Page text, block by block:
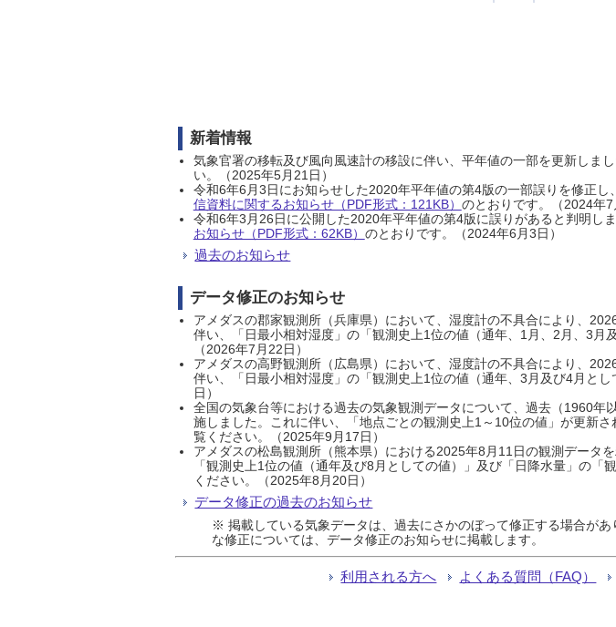
新着情報
気象官署の移転及び風向風速計の移設に伴い、平年値の一部を更新しま
い。（2025年5月21日）
令和6年6月3日にお知らせした2020年平年値の第4版の一部誤りを修正
信資料に関するお知らせ（PDF形式：121KB） のとおりです。（2024年7
令和6年3月26日に公開した2020年平年値の第4版に誤りがあると判明し
お知らせ（PDF形式：62KB） のとおりです。（2024年6月3日）
過去のお知らせ
データ修正のお知らせ
アメダスの郡家観測所（兵庫県）において、湿度計の不具合により、
伴い、「日最小相対湿度」の「観測史上1位の値（通年、1月、2月、3月
（2026年7月22日）
アメダスの高野観測所（広島県）において、湿度計の不具合により、
伴い、「日最小相対湿度」の「観測史上1位の値（通年、3月及び4月と
日）
全国の気象台等における過去の気象観測データについて、過去（1960
施しました。これに伴い、「地点ごとの観測史上1～10位の値」が更新
覧ください。（2025年9月17日）
アメダスの松島観測所（熊本県）における2025年8月11日の観測データ
「観測史上1位の値（通年及び8月としての値）」及び「日降水量」の
ください。（2025年8月20日）
データ修正の過去のお知らせ
※ 掲載している気象データは、過去にさかのぼって修正する場合が
な修正については、データ修正のお知らせに掲載します。
利用される方へ よくある質問（FAQ）